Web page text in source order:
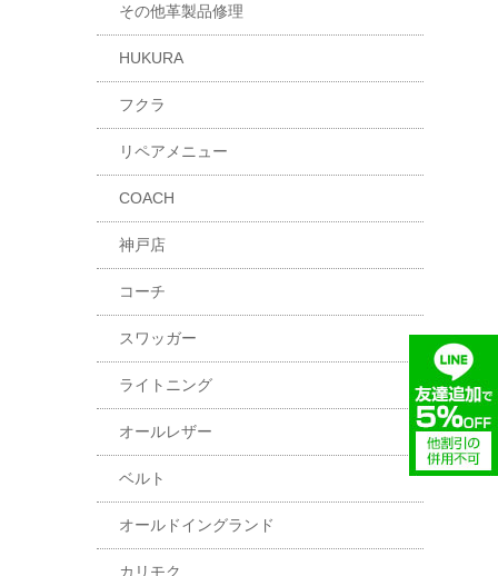
その他革製品修理
HUKURA
フクラ
リペアメニュー
COACH
神戸店
コーチ
スワッガー
ライトニング
オールレザー
ベルト
オールドイングランド
カリモク